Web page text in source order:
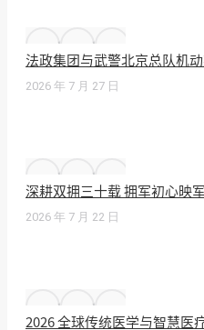
法政集团与武警北京总队机
2026 年 7 月 27 日
深耕双拥三十载 拥军初心映
2026 年 7 月 22 日
2026 全球传统医学与智慧医